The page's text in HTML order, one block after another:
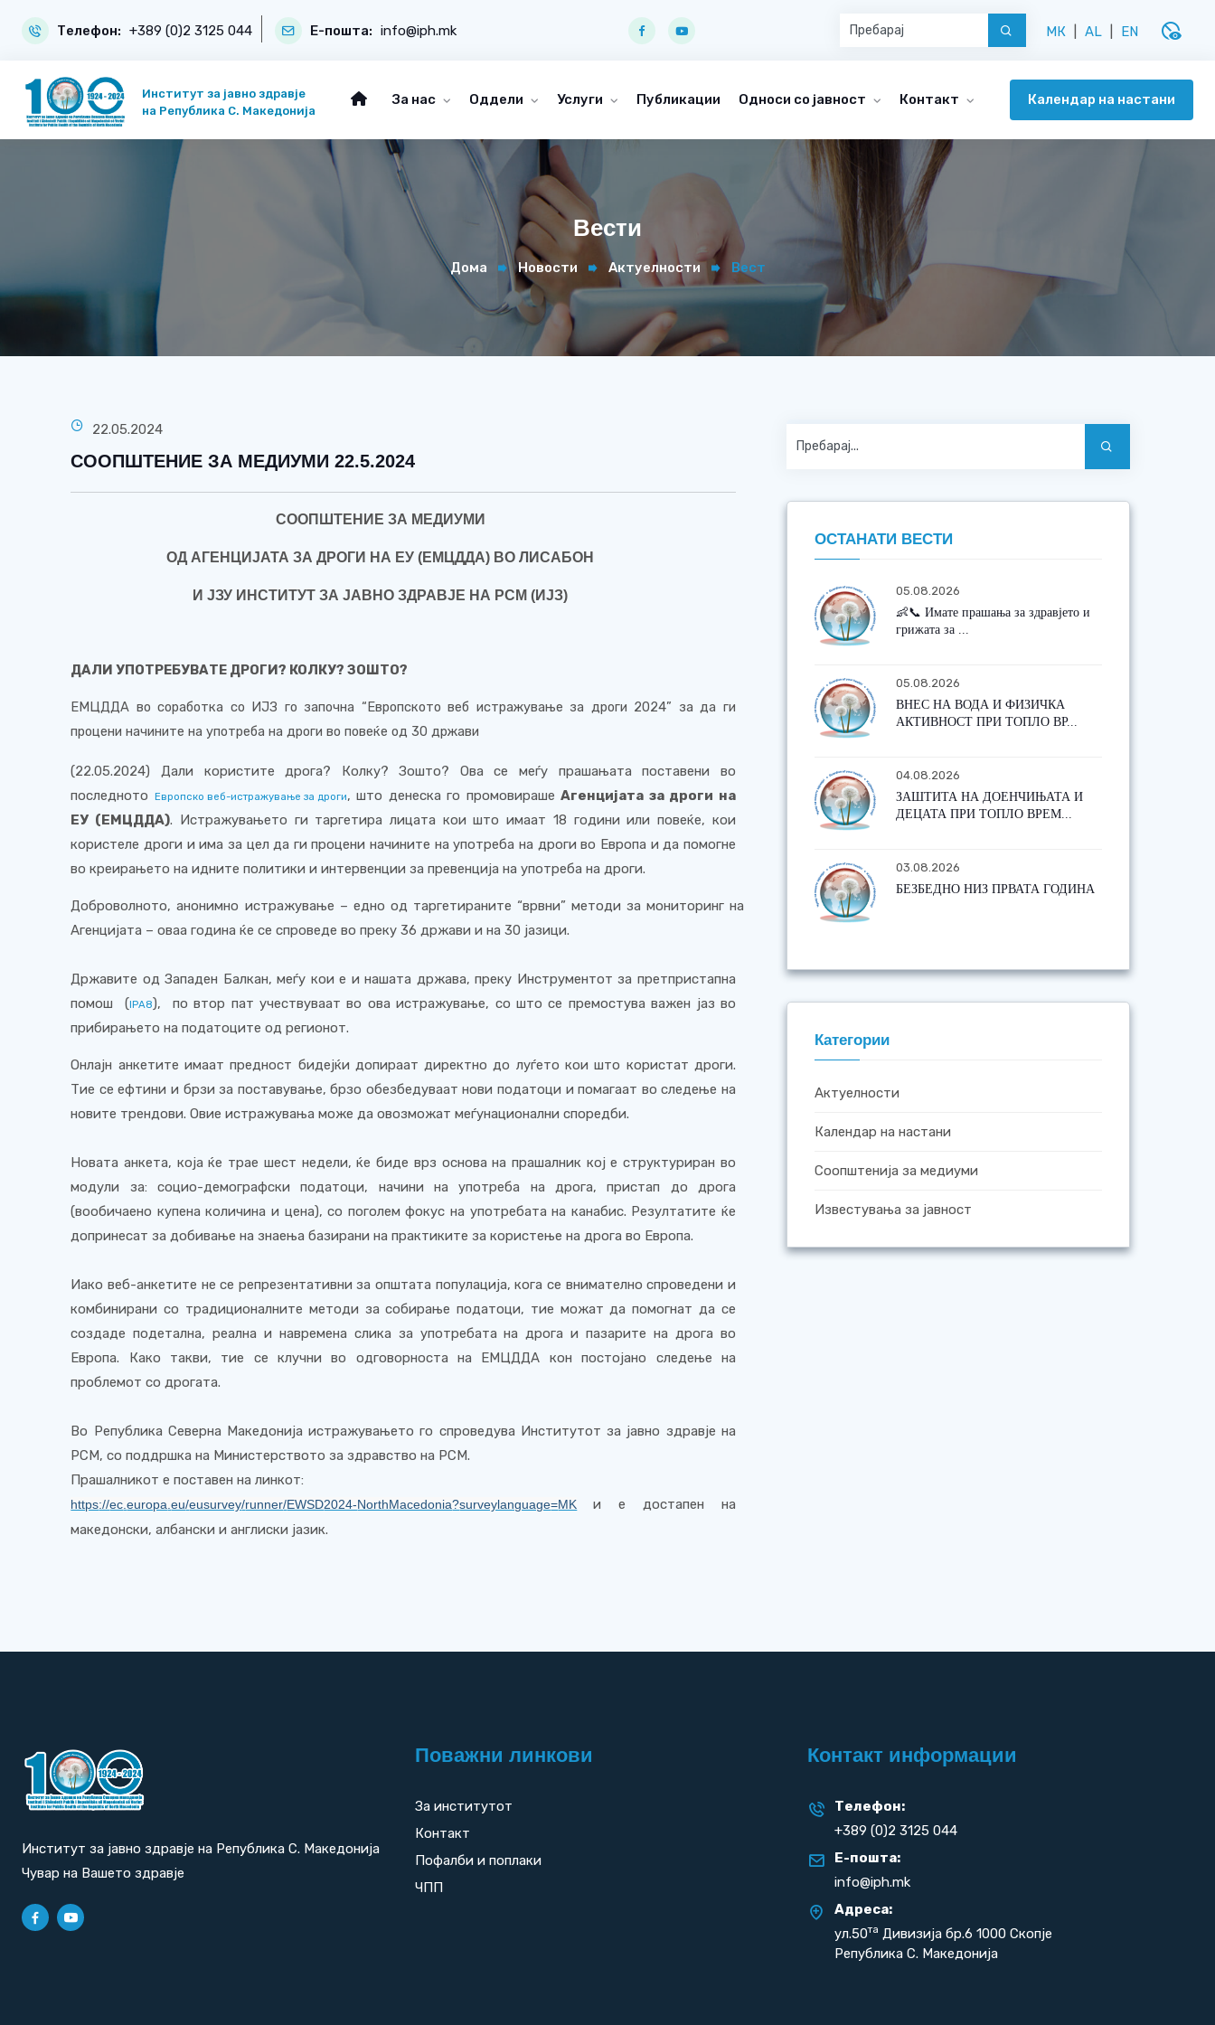
Телефон: +389 (0)2 3125 044 Е-пошта: info@iph.mk МК AL EN disabled_visible
Институт за јавно здравје
на Република С. Македонија
За нас Оддели Услуги Публикации Односи со јавност Контакт Календар на настани
Вести
Дома Новости Актуелности Вест
22.05.2024
СООПШТЕНИЕ ЗА МЕДИУМИ 22.5.2024
СООПШТЕНИЕ ЗА МЕДИУМИ
ОД АГЕНЦИЈАТА ЗА ДРОГИ НА ЕУ (ЕМЦДДА) ВО ЛИСАБОН
И ЈЗУ ИНСТИТУТ ЗА ЈАВНО ЗДРАВЈЕ НА РСМ (ИЈЗ)
ДАЛИ УПОТРЕБУВАТЕ ДРОГИ? КОЛКУ? ЗОШТО?
ЕМЦДДА во соработка со ИЈЗ го започна “Европското веб истражување за дроги 2024” за да ги
процени начините на употреба на дроги во повеќе од 30 држави
(22.05.2024) Дали користите дрога? Колку? Зошто? Ова се меѓу прашањата поставени во
последното Европско веб-истражување за дроги, што денеска го промовирашеАгенцијата за дроги на
ЕУ (ЕМЦДДА). Истражувањето ги таргетира лицата кои што имаат 18 години или повеќе, кои
користеле дроги и има за цел да ги процени начините на употреба на дроги во Европа и да помогне
во креирањето на идните политики и интервенции за превенција на употреба на дроги.
Доброволното, анонимно истражување – едно од таргетираните“врвни” методи за мониторинг на
Агенцијата – оваа година ќе се спроведе во преку 36 држави и на 30 јазици.
Државите од Западен Балкан, меѓу кои е и нашата држава, преку Инструментот за претпристапна
помош
(IPA8), по втор пат учествуваат во ова истражување, со што се премостува важен јаз во
прибирањето на податоците од регионот.
Онлајн анкетите имаат предност бидејќи допираат директно до луѓето кои што користат дроги.
Тие се ефтини и брзи за поставување, брзо обезбедуваат нови податоци и помагаат во следење на
новите трендови. Овие истражувања може да овозможат меѓунационални споредби.
Новата анкета, која ќе трае шест недели, ќе биде врз основа на прашалник кој е структуриран во
модули за: социо-демографски податоци, начини на употреба на дрога, пристап до дрога
(вообичаено купена количина и цена), со поголем фокус на употребата на канабис. Резултатите ќе
допринесат за добивање на знаења базирани на практиките за користење на дрога во Европа.
Иако веб-анкетите не се репрезентативни за општата популација, кога се внимателно спроведени и
комбинирани со традиционалните методи за собирање податоци, тие можат да помогнат да се
создаде подетална, реална и навремена слика за употребата на дрога и пазарите на дрога во
Европа. Како такви, тие се клучни во одговорноста на ЕМЦДДА кон постојано следење на
проблемот со дрогата.
Во Република Северна Македонија истражувањето го спроведува Институтот за јавно здравје на
РСМ, со поддршка на Министерството за здравство на РСМ.
Прашалникот е поставен на линкот:
https://ec .europa .eu/eusurvey/runner/EWSD2024-NorthMacedonia?surveylanguage=MK
и е достапен на
македонски, албански и англиски јазик.
ОСТАНАТИ ВЕСТИ
05.08.2026
👶📞 Имате прашања за здравјето и
грижата за ...
05.08.2026
ВНЕС НА ВОДА И ФИЗИЧКА
АКТИВНОСТ ПРИ ТОПЛО ВР...
04.08.2026
ЗАШТИТА НА ДОЕНЧИЊАТА И
ДЕЦАТА ПРИ ТОПЛО ВРЕМ...
03.08.2026
БЕЗБЕДНО НИЗ ПРВАТА ГОДИНА
Категории
Актуелности
Календар на настани
Соопштенија за медиуми
Известувања за јавност
Институт за јавно здравје на Република С. Македонија
Чувар на Вашето здравје
Поважни линкови
За институтот
Контакт
Пофалби и поплаки
ЧПП
Контакт информации
Телефон:
+389 (0)2 3125 044
Е-пошта:
info@iph.mk
Адреса:
ул.50та Дивизија бр.6 1000 Скопје
Република С. Македонија